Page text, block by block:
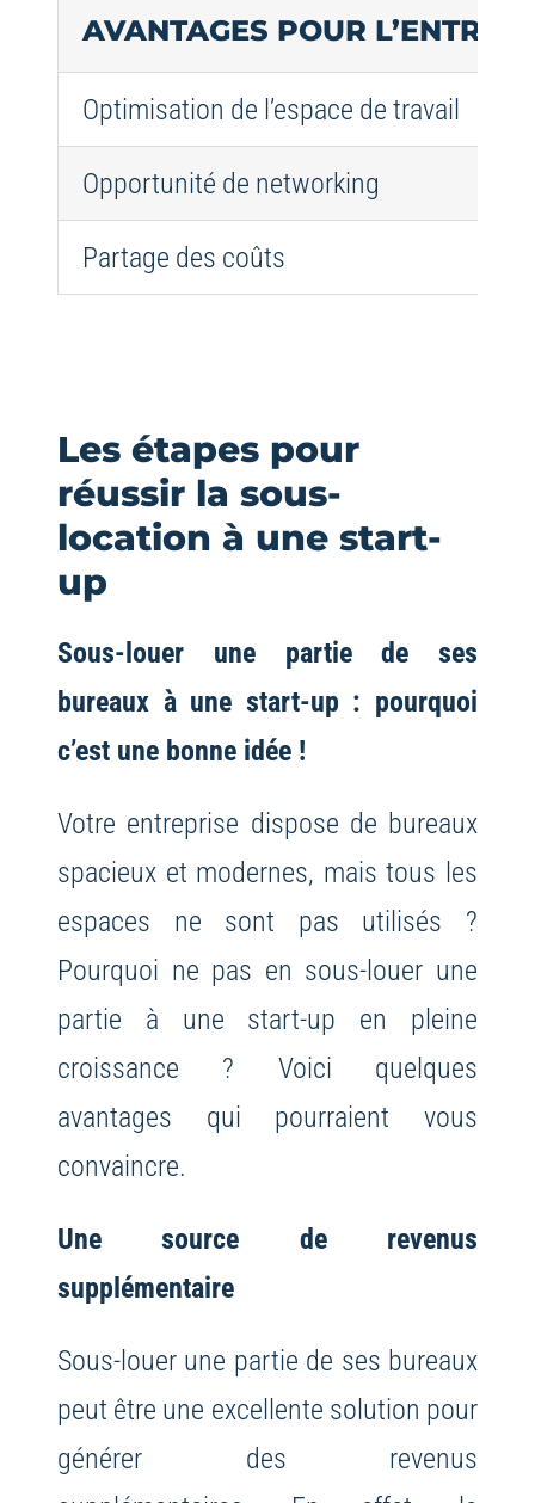
AVANTAGES POUR
Optimisation de l’espace de travail
Opportunité de networking
Partage des coûts
Les étapes pour
réussir la sous-
location à une start-
up
Sous-louer une partie de ses
bureaux à une start-up : pourquoi
c’est une bonne idée !
Votre entreprise dispose de bureaux
spacieux et modernes, mais tous les
espaces ne sont pas utilisés ?
Pourquoi ne pas en sous-louer une
partie à une start-up en pleine
croissance ? Voici quelques
avantages qui pourraient vous
convaincre.
Une source de revenus
supplémentaire
Sous-louer une partie de ses bureaux
peut être une excellente solution pour
générer des revenus